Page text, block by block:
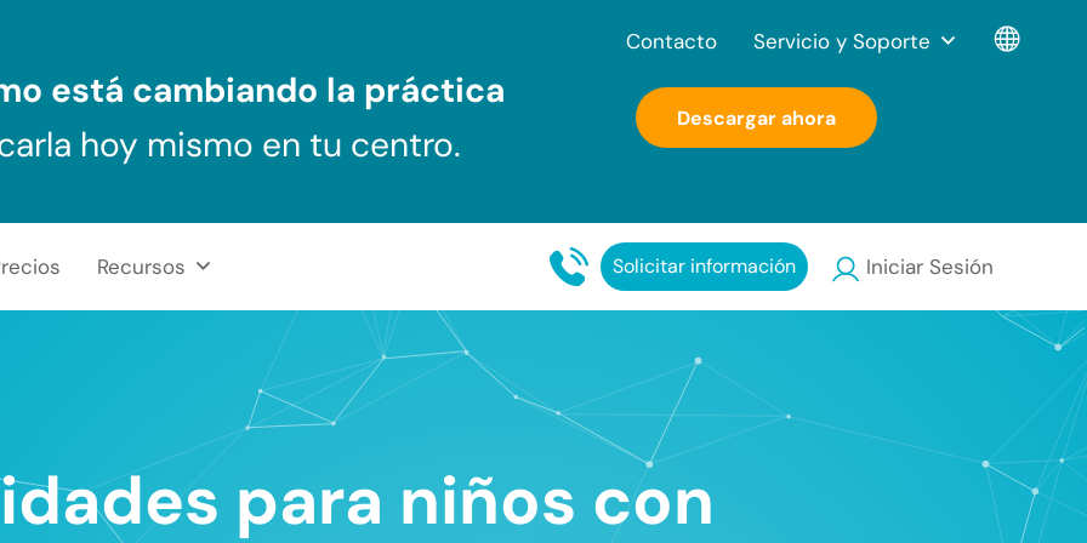
está cambiando la práctica
hoy mismo en tu centro.
Descargar ahora
Recursos Solicitar información Iniciar Sesión
Contacto Servicio y Soporte
para niños con